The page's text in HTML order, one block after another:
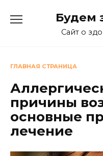
Будем
Сайт о
ГЛАВНАЯ СТРАНИЦА
причины
основные
лечение